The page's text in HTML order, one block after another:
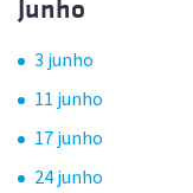
Junho
3 junho
11 junho
17 junho
24 junho